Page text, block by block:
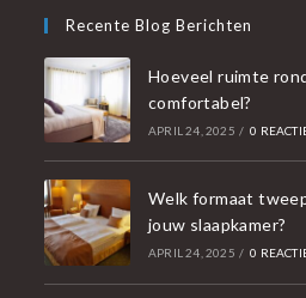
Recente Blog Berichten
Hoeveel ruimte
comfortabel?
APRIL 24, 2025 / 0
Welk formaat
jouw slaapkamer?
APRIL 24, 2025 / 0